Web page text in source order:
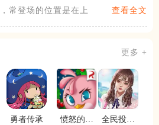
常登场的位置是在上路。厄查看全文
更多 +
勇者传承
愤怒的小
全民投资